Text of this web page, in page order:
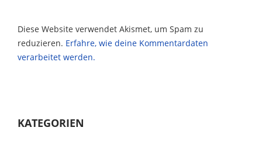
Diese Website verwendet Akismet, um Spam zu
reduzieren. Erfahre, wie deine Kommentardaten
verarbeitet werden.
KATEGORIEN